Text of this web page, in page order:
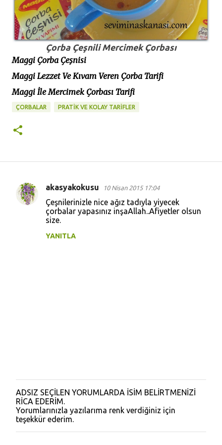
Çorba Çeşnili Mercimek Çorbası
Maggi Çorba Çeşnisi
Maggi Lezzet Ve Kıvam Veren Çorba Tarifi
Maggi İle Mercimek Çorbası Tarifi
ÇORBALAR PRATİK VE KOLAY TARİFLER
Y
akasyakokusu 10 Nisan 2015 17:04
Çeşnilerinizle nice ağız tadıyla yiyecek
çorbalar yapasınız inşaAllah..Afiyetler olsun
size.
YANITLA
Y
o
r
u
m
ADSIZ SEÇİLEN YORUMLARDA İSİM BELİRTMENİZİ
RİCA EDERİM.
Yorumlarınızla yazılarıma renk verdiğiniz için
teşekkür ederim.